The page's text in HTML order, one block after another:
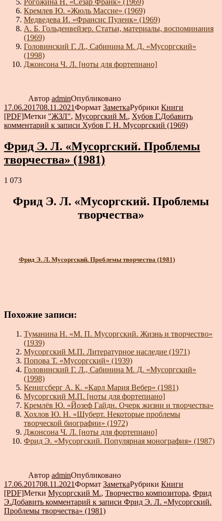
Кремлев Ю. «Жюль Массне» (1969)
Медведева И. «Франсис Пуленк» (1969)
А. Б. Гольденвейзер. Статьи, материалы, воспоминания
(1969)
Головинский Г. Л., Сабинина М. Д. «Мусоргский»
(1998)
Джонсона Ч. Л. [ноты для фортепиано]
Автор adminОпубликовано
17.06.201708.11.2021Формат ЗаметкаРубрики Книги
[PDF]Метки "ЖЗЛ", Мусоргский М., Хубов Г.Добавить
комментарий к записи Хубов Г. Н. Мусоргский (1969)
Фрид Э. Л. «Мусоргский. Проблемы
творчества» (1981)
1 073
Фрид Э. Л. «Мусоргский. Проблемы
творчества»
Фрид Э. Л. Мусоргский. Проблемы творчества (1981)
Похожие записи:
Туманина Н. «М. П. Мусоргский. Жизнь и творчество»
(1939)
Мусоргский М.П. Литературное наследие (1971)
Попова Т. «Мусоргский» (1939)
Головинский Г. Л., Сабинина М. Д. «Мусоргский»
(1998)
Кенигсберг А. К. «Карл Мария Вебер» (1981)
Мусоргский М.П. [ноты для фортепиано]
Кремлёв Ю. «Йозеф Гайдн. Очерк жизни и творчества»
Хохлов Ю. Н. «Шуберт. Некоторые проблемы
творческой биографии» (1972)
Джонсона Ч. Л. [ноты для фортепиано]
Фрид Э. «Мусоргский. Популярная монография» (1987)
Автор adminОпубликовано
17.06.201708.11.2021Формат ЗаметкаРубрики Книги
[PDF]Метки Мусоргский М., Творчество композитора, Фрид
Э.Добавить комментарий к записи Фрид Э. Л. «Мусоргский.
Проблемы творчества» (1981)